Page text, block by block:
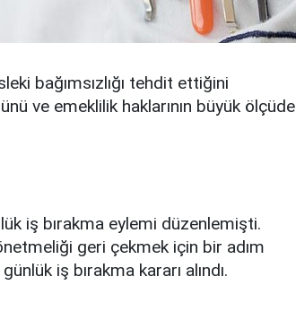
bağımsızlığı tehdit ettiğini
ve emeklilik haklarının büyük ölçüde
iş bırakma eylemi düzenlemişti.
geri çekmek için bir adım
iş bırakma kararı alındı.